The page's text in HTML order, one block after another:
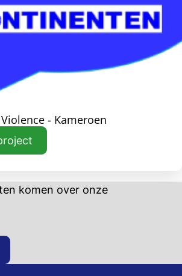
- Kameroen
komen over onze